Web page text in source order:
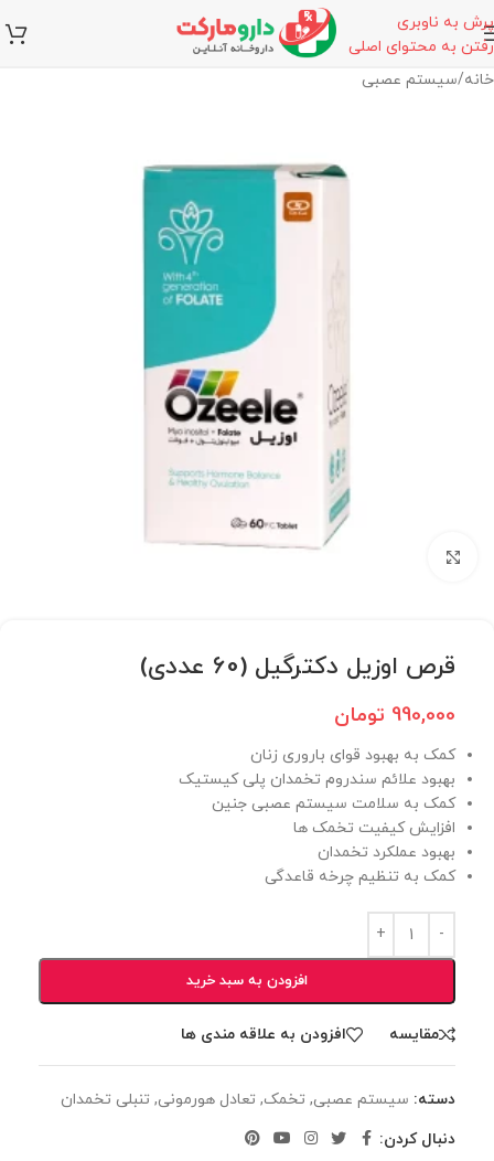
پرش به ناوبری
رفتن به محتوای اصلی
خانه/سیستم عصبی
قرص اوزیل دکترگیل (60 عددی)
990,000 تومان
کمک به بهبود قوای باروری زنان
بهبود علائم سندروم تخمدان پلی کیستیک
کمک به سلامت سیستم عصبی جنین
افزایش کیفیت تخمک ها
بهبود عملکرد تخمدان
کمک به تنظیم چرخه قاعدگی
افزودن به سبد خرید
مقایسه افزودن به علاقه مندی ها
دسته: سیستم عصبی, تخمک, تعادل هورمونی, تنبلی تخمدان
دنبال کردن: